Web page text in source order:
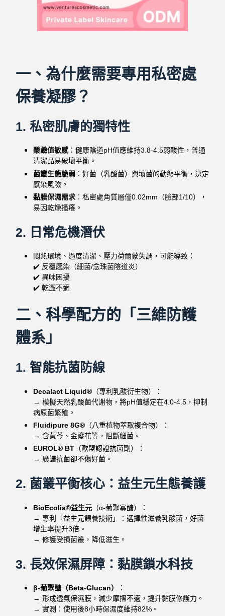
一、為什麼需要專用私密處
保養凝膠？
1. 私密肌膚的獨特性
酸鹼值敏感：健康陰道pH值應維持3.8-4.5弱酸性，普通
清潔品易破壞平衡。
菌叢生態脆弱 ：好菌（乳酸菌）與壞菌的動態平衡，決定
感染風險。
黏膜保濕需求 ：私密處角質層僅0.02mm（臉部1/10），
易因乾燥搔癢。
2. 日常危機潛伏
悶熱環境、過度清潔、壓力荷爾蒙失調，可能導致：
✔️ 反覆感染（細菌/念珠菌陰道炎）
✔️ 異味困擾
✔️ 乾澀不適
二、科學配方的「三維防護
體系」
1. 智能抗菌防線
Decalact Liquid® （專利乳酸衍生物）：
→ 模擬天然乳酸菌代謝物，將pH值穩定在4.0-4.5，抑制
病原菌繁殖。
Fluidipure 8G® （八重植物萃取複合物）：
→ 含黃芩、金盞花等，阻斷細菌。
EUROL® BT （歐盟認證抗菌劑）：
→ 廣譜抗菌卻不傷好菌。
2. 菌叢平衡核心：益生元生態養護
BioEcolia®益生元 （α-葡聚寡醣）：
→ 專利「益生元餵養技術」：選擇性滋養乳酸菌，好菌
增生率提升3倍。
→ 修護受損菌叢，降低滋生。
3. 長效保濕屏障：黏膜鎖水科技
β-葡聚醣（Beta-Glucan）
：
→ 形成透氣保濕膜，減少摩擦不適，提升黏膜修護力。
→ 實測：使用後8小時保濕度維持82%。